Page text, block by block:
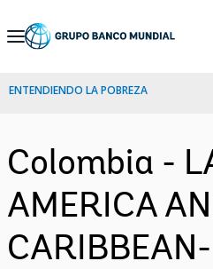
Skip
Navigation
ENTENDIENDO LA POBREZA
Colombia -
AMERICA